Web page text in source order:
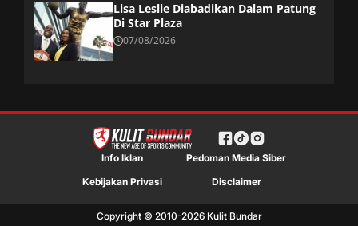
Lisa Leslie Diabadikan Dalam Patung
Di Star Plaza
07/08/2026
Info Iklan
Pedoman Media Siber
Kebijakan Privasi
Disclaimer
Copyright © 2010-2026Kulit Bundar